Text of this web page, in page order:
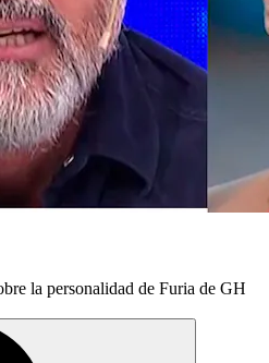
la personalidad de Furia de GH